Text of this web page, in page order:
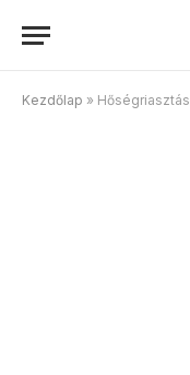
Kezdőlap » Hőségriasztás